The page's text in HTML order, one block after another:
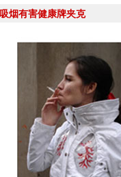
吸烟有害健康牌夹克